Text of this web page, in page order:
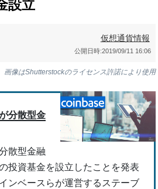
設立
仮想通貨情報
公開日時:2019/09/11 16:06
画像はShutterstockのライセンス許諾により使用
分散型金
散型金融
投資基金を設立したことを発表
ンベースらが運営するステーブ